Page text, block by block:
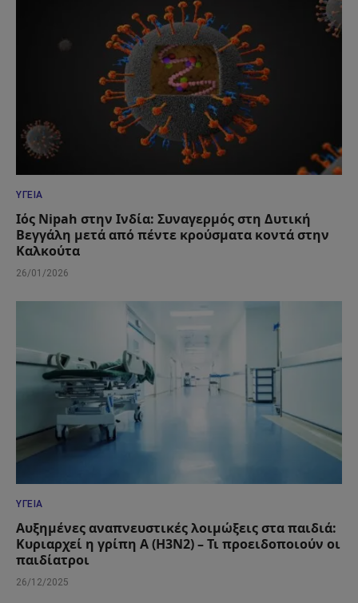
ΥΓΕΊΑ
Ιός Nipah στην Ινδία: Συναγερμός στη Δυτική
Βεγγάλη μετά από πέντε κρούσματα κοντά στην
Καλκούτα
26/01/2026
ΥΓΕΊΑ
Αυξημένες αναπνευστικές λοιμώξεις στα παιδιά:
Κυριαρχεί η γρίπη Α (Η3Ν2) – Τι προειδοποιούν οι
παιδίατροι
26/12/2025